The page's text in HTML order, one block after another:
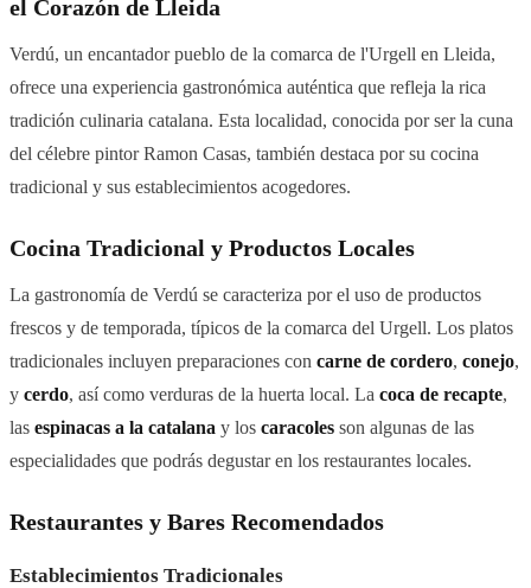
el Corazón de Lleida
Verdú, un encantador pueblo de la comarca de l'Urgell en Lleida,
ofrece una experiencia gastronómica auténtica que refleja la rica
tradición culinaria catalana. Esta localidad, conocida por ser la cuna
del célebre pintor Ramon Casas, también destaca por su cocina
tradicional y sus establecimientos acogedores.
Cocina Tradicional y Productos Locales
La gastronomía de Verdú se caracteriza por el uso de productos
frescos y de temporada, típicos de la comarca del Urgell. Los platos
tradicionales incluyen preparaciones con carne de cordero, conejo,
y cerdo, así como verduras de la huerta local. La coca de recapte,
las espinacas a la catalana y los caracoles son algunas de las
especialidades que podrás degustar en los restaurantes locales.
Restaurantes y Bares Recomendados
Establecimientos Tradicionales